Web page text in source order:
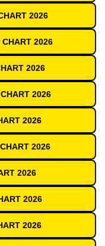
2026
CHART 2026
2026
2026
2026
2026
2026
2026
2026